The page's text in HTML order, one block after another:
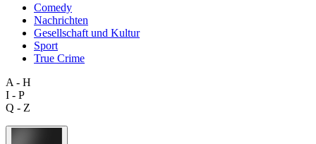
Comedy
Nachrichten
Gesellschaft und Kultur
Sport
True Crime
A - H
I - P
Q - Z